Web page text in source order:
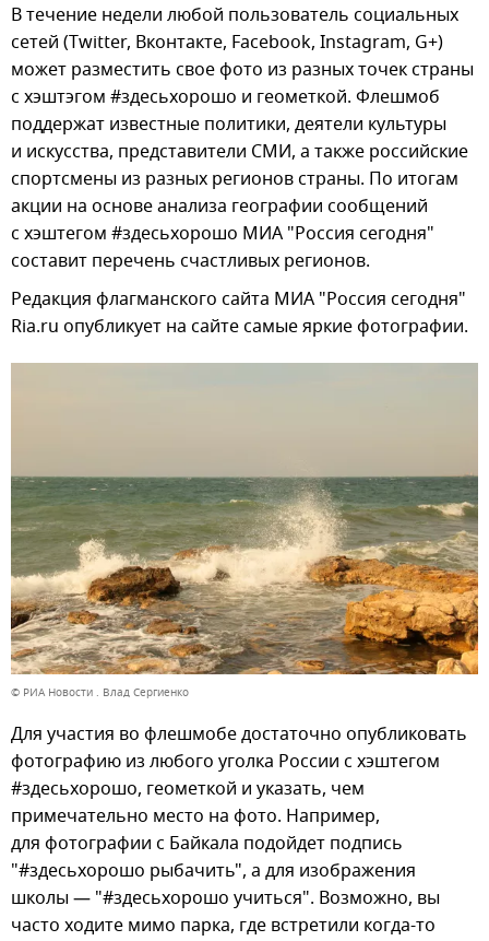
В течение недели любой пользователь социальных
сетей (Twitter, Вконтакте, Facebook, Instagram, G+)
может разместить свое фото из разных точек страны
с хэштэгом #здесьхорошо и геометкой. Флешмоб
поддержат известные политики, деятели культуры
и искусства, представители СМИ, а также российские
спортсмены из разных регионов страны. По итогам
акции на основе анализа географии сообщений
с хэштегом #здесьхорошо МИА "Россия сегодня"
составит перечень счастливых регионов.
Редакция флагманского сайта МИА "Россия сегодня"
Ria.ru опубликует на сайте самые яркие фотографии.
© РИА Новости . Влад Сергиенко
Для участия во флешмобе достаточно опубликовать
фотографию из любого уголка России с хэштегом
#здесьхорошо, геометкой и указать, чем
примечательно место на фото. Например,
для фотографии с Байкала подойдет подпись
"#здесьхорошо рыбачить", а для изображения
школы — "#здесьхорошо учиться". Возможно, вы
часто ходите мимо парка, где встретили когда-то